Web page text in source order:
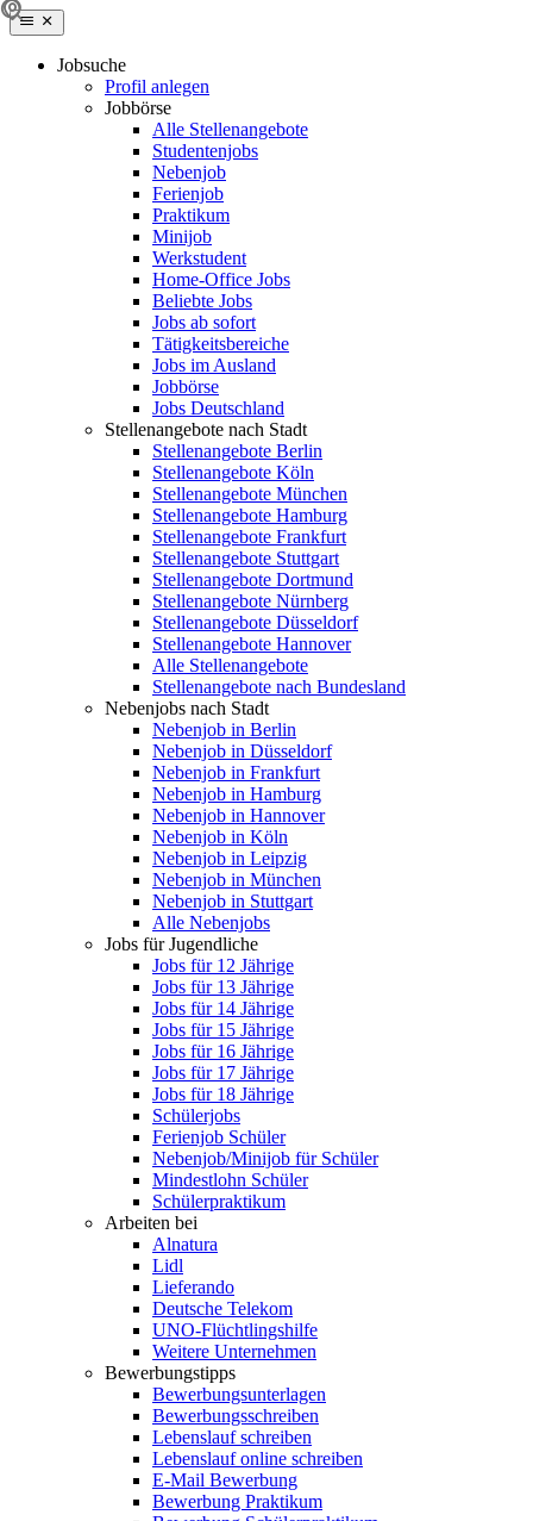
Jobsuche
Profil anlegen
Jobbörse
Alle Stellenangebote
Studentenjobs
Nebenjob
Ferienjob
Praktikum
Minijob
Werkstudent
Home-Office Jobs
Beliebte Jobs
Jobs ab sofort
Tätigkeitsbereiche
Jobs im Ausland
Jobbörse
Jobs Deutschland
Stellenangebote nach Stadt
Stellenangebote Berlin
Stellenangebote Köln
Stellenangebote München
Stellenangebote Hamburg
Stellenangebote Frankfurt
Stellenangebote Stuttgart
Stellenangebote Dortmund
Stellenangebote Nürnberg
Stellenangebote Düsseldorf
Stellenangebote Hannover
Alle Stellenangebote
Stellenangebote nach Bundesland
Nebenjobs nach Stadt
Nebenjob in Berlin
Nebenjob in Düsseldorf
Nebenjob in Frankfurt
Nebenjob in Hamburg
Nebenjob in Hannover
Nebenjob in Köln
Nebenjob in Leipzig
Nebenjob in München
Nebenjob in Stuttgart
Alle Nebenjobs
Jobs für Jugendliche
Jobs für 12 Jährige
Jobs für 13 Jährige
Jobs für 14 Jährige
Jobs für 15 Jährige
Jobs für 16 Jährige
Jobs für 17 Jährige
Jobs für 18 Jährige
Schülerjobs
Ferienjob Schüler
Nebenjob/Minijob für Schüler
Mindestlohn Schüler
Schülerpraktikum
Arbeiten bei
Alnatura
Lidl
Lieferando
Deutsche Telekom
UNO-Flüchtlingshilfe
Weitere Unternehmen
Bewerbungstipps
Bewerbungsunterlagen
Bewerbungsschreiben
Lebenslauf schreiben
Lebenslauf online schreiben
E-Mail Bewerbung
Bewerbung Praktikum